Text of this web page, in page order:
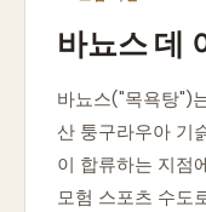
바뇨스 데
바뇨스("목욕탕")
산 퉁구라우아 기
이 합류하는 지점
모험 스포츠 수도